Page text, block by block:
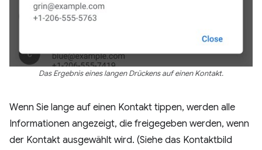
Das Ergebnis eines langen Drückens auf einen Kontakt.
Wenn Sie lange auf einen Kontakt tippen, werden alle
Informationen angezeigt, die freigegeben werden, wenn
der Kontakt ausgewählt wird. (Siehe das Kontaktbild